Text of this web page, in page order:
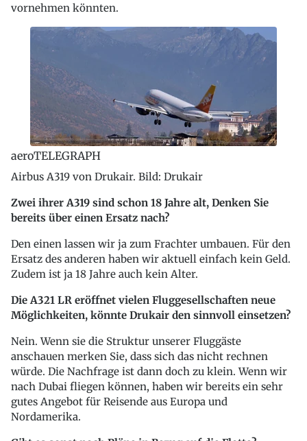
vornehmen könnten.
aeroTELEGRAPH
Airbus A319 von Drukair. Bild: Drukair
Zwei ihrer A319 sind schon 18 Jahre alt, Denken Sie
bereits über einen Ersatz nach?
Den einen lassen wir ja zum Frachter umbauen. Für den
Ersatz des anderen haben wir aktuell einfach kein Geld.
Zudem ist ja 18 Jahre auch kein Alter.
Die A321 LR eröffnet vielen Fluggesellschaften neue
Möglichkeiten, könnte Drukair den sinnvoll einsetzen?
Nein. Wenn sie die Struktur unserer Fluggäste
anschauen merken Sie, dass sich das nicht rechnen
würde. Die Nachfrage ist dann doch zu klein. Wenn wir
nach Dubai fliegen können, haben wir bereits ein sehr
gutes Angebot für Reisende aus Europa und
Nordamerika.